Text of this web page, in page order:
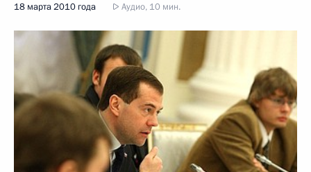
18 марта 2010 года Аудио, 10 мин.